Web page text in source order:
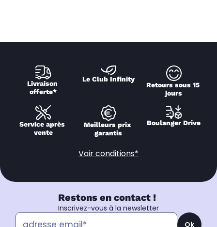
Livraison
offerte*
Le Club Infinity
Retours sous 15
jours
Service après
vente
Meilleurs prix
garantis
Boulanger Drive
Voir conditions*
Restons en contact !
Inscrivez-vous à la newsletter
Ok